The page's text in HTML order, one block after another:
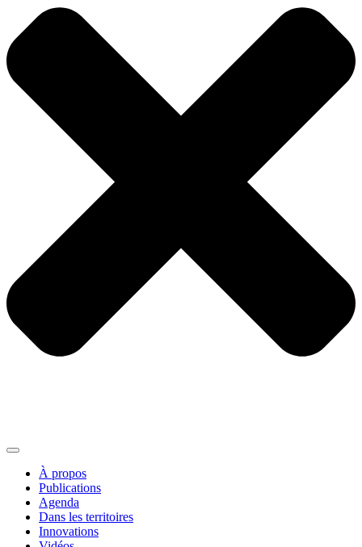
À propos
Publications
Agenda
Dans les territoires
Innovations